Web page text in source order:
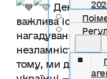
День
важлива
нагадування про
незламність.
тому, ми